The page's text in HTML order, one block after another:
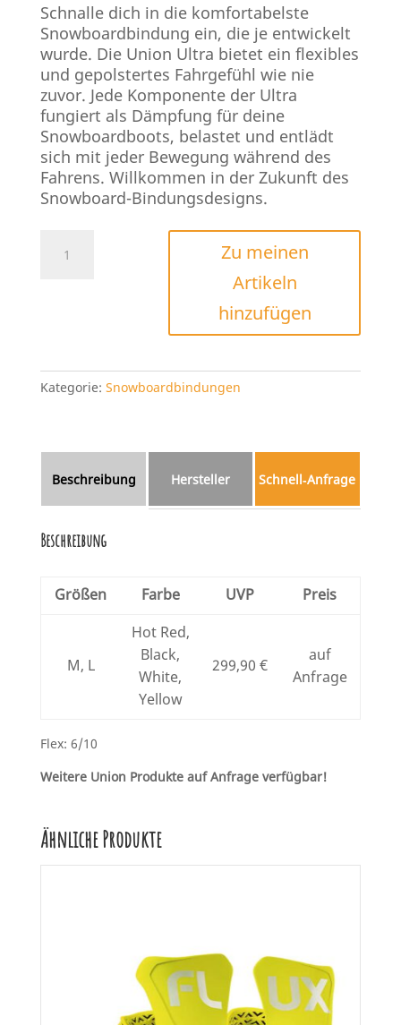
Schnalle dich in die komfortabelste
Snowboardbindung ein, die je entwickelt
wurde. Die Union Ultra bietet ein flexibles
und gepolstertes Fahrgefühl wie nie
zuvor. Jede Komponente der Ultra
fungiert als Dämpfung für deine
Snowboardboots, belastet und entlädt
sich mit jeder Bewegung während des
Fahrens. Willkommen in der Zukunft des
Snowboard-Bindungsdesigns.
Ultra
Zu meinen
Artikeln
hinzufügen
Kategorie: Snowboardbindungen
Beschreibung Hersteller Schnell‑Anfrage
Beschreibung
Größen Farbe UVP Preis
M, L
Hot Red,
Black,
White,
Yellow
299,90 €
auf
Anfrage
Flex: 6/10
Weitere Union Produkte auf Anfrage verfügbar!
Ähnliche Produkte